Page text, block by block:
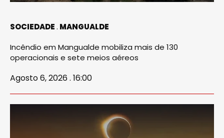
SOCIEDADE MANGUALDE
Incêndio em Mangualde mobiliza mais de 130
operacionais e sete meios aéreos
Agosto 6, 2026 . 16:00